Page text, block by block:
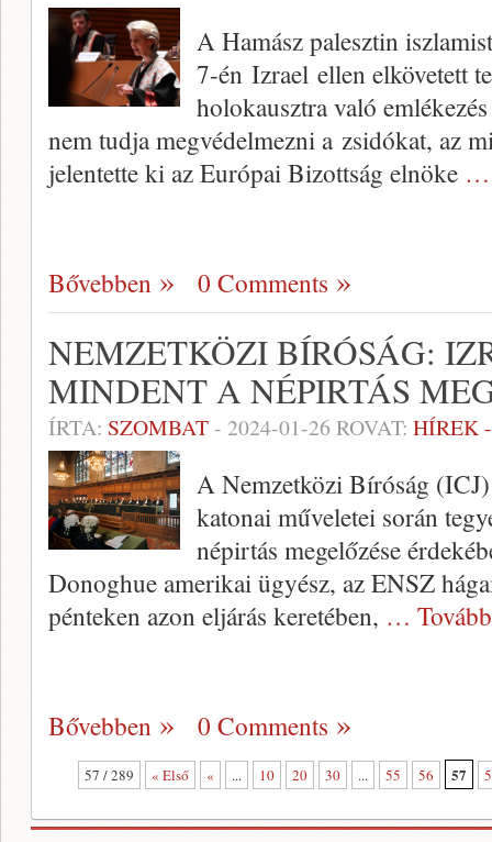
A Hamász palesztin
7-én Izrael ellen elkövetett
holokausztra való
nem tudja megvédelmezni a zsidókat, az
jelentette ki az Európai Bizottság elnöke …
Bővebben 0 Comments
NEMZETKÖZI BÍRÓSÁG:
MINDENT A NÉPIRTÁS
ÍRTA: SZOMBAT- 2024-01-26 ROVAT: HÍREK
A Nemzetközi Bíróság
katonai műveletei során
népirtás megelőzése
Donoghue amerikai ügyész, az ENSZ
pénteken azon eljárás keretében, …
Bővebben 0 Comments
57 / 289 « Első « ... 10 20 30 ... 55 56 57